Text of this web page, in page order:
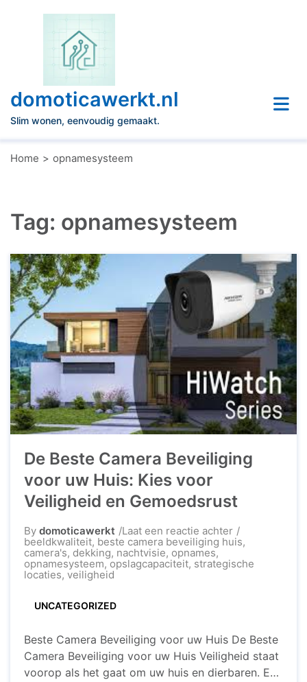
domoticawerkt.nl
Slim wonen, eenvoudig gemaakt.
Home opnamesysteem
Tag: opnamesysteem
De Beste Camera Beveiliging
voor uw Huis: Kies voor
Veiligheid en Gemoedsrust
By domoticawerkt Laat een reactie achterop
De
Beste
Camera
Veiligheid
en
Gemoedsrust
beeldkwaliteit, beste camera beveiliging huis,
camera's, dekking, nachtvisie, opnames,
opnamesysteem,opslagcapaciteit, strategische
locaties, veiligheid
UNCATEGORIZED
Beste Camera Beveiliging voor uw Huis De Beste
Camera Beveiliging voor uw Huis Veiligheid staat
voorop als het gaat om uw huis en dierbaren. Een